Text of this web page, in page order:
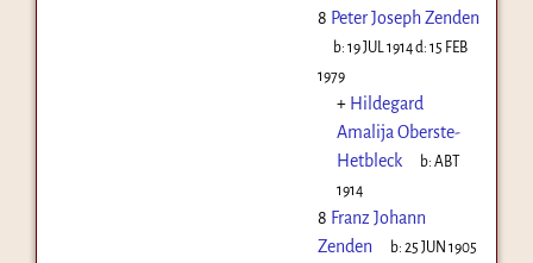
8 Peter Joseph Zenden
b:19 JUL 1914d:15 FEB
1979
+ Hildegard
Amalija Oberste-
Hetbleck
b:ABT
1914
8 Franz Johann
Zenden
b:25 JUN 1905